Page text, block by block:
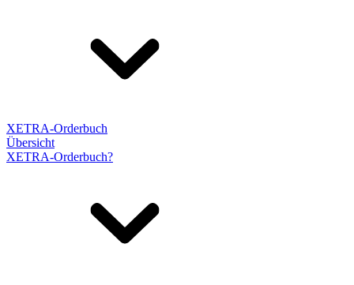
XETRA-Orderbuch
Übersicht
XETRA-Orderbuch?